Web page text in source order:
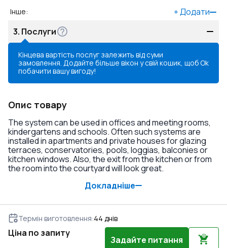
Інше: +Додати
3. Послуги
Кінцева вартість послуг залежить від суми
замовлення. Додайте більше вікон у свій кошик, щоб
побачити вашу вигоду!
Ok
Опис товару
The system can be used in offices and meeting rooms,
kindergartens and schools. Often such systems are
installed in apartments and private houses for glazing
terraces, conservatories, pools, loggias, balconies or
kitchen windows. Also, the exit from the kitchen or from
the room into the courtyard will look great.
Докладніше
Термін виготовлення:44 днів
Ціна по запиту
Задайте питання